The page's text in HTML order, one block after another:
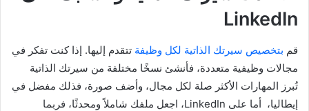
LinkedIn
قم بتخصيص سيرتك الذاتية لكل وظيفة تتقدم إليها. إذا كنت تفكر في
مجالات وظيفية متعددة، فأنشئ نسخًا مختلفة من سيرتك الذاتية
تُبرز المهارات الأكثر صلة لكل مجال، وأضف صورة، فذلك مفضل في
إيطاليا، أما على LinkedIn، اجعل ملفك شاملاً ومحدثًا، فربما